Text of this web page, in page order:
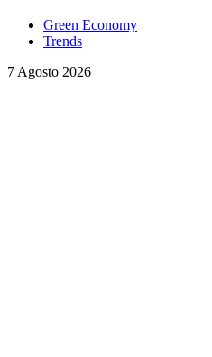
Green Economy
Trends
7 Agosto 2026